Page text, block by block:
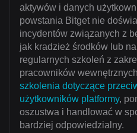
aktywów i danych
powstania Bitget nie
incydentów związanych z
jak kradzież środków lub
regularnych szkoleń z
pracowników
szkolenia dotyczące
użytkowników platformy,
oszustwa i handlować w
bardziej odpowiedzialny.